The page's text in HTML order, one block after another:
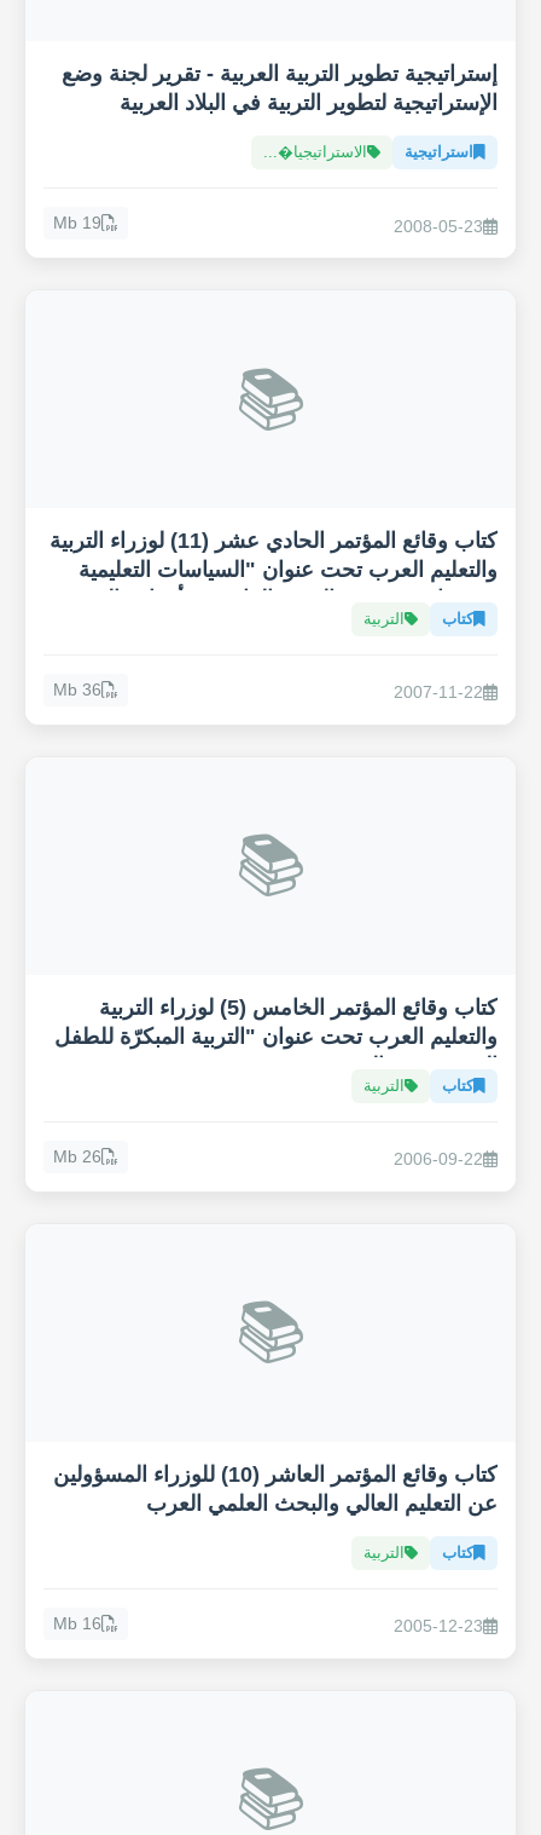
إستراتيجية تطوير التربية العربية - تقرير لجنة وضع
الإستراتيجية لتطوير التربية في البلاد العربية
استراتيجية الاستراتيجيا�...
2008-05-23
19 Mb
📚
كتاب وقائع المؤتمر الحادي عشر (11) لوزراء التربية
والتعليم العرب تحت عنوان "السياسات التعليمية
المستدامة، التعليم 2030"
كتاب التربية
2007-11-22
36 Mb
📚
كتاب وقائع المؤتمر الخامس (5) لوزراء التربية
والتعليم العرب تحت عنوان "التربية المبكرّة للطفل
العربي في عالم متغير"
كتاب التربية
2006-09-22
26 Mb
📚
كتاب وقائع المؤتمر العاشر (10) للوزراء المسؤولين
عن التعليم العالي والبحث العلمي العرب
كتاب التربية
2005-12-23
16 Mb
📚